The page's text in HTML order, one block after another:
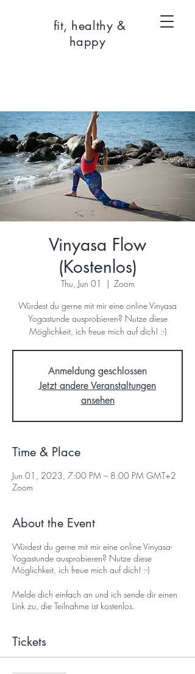
fit, healthy &
happy
Vinyasa Flow
(Kostenlos)
Thu, Jun 01
  |
Zoom
Würdest du gerne mit mir eine online Vinyasa
Yogastunde ausprobieren? Nutze diese
Möglichkeit, ich freue mich auf dich! :-)
Anmeldung geschlossen
Jetzt andere Veranstaltungen
ansehen
Time & Place
Jun 01, 2023, 7:00 PM – 8:00 PM GMT+2
Zoom
About the Event
Würdest du gerne mit mir eine online Vinyasa-
Yogastunde ausprobieren? Nutze diese
Möglichkeit, ich freue mich auf dich! :-)
Melde dich einfach an und ich sende dir einen
Link zu, die Teilnahme ist kostenlos.
Tickets